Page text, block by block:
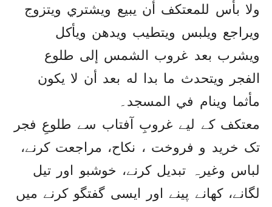
ولا بأس للمعتکف أن يبيع ويشتري ويتزوج
ويراجع ويلبس ويتطيب ويدهن ويأکل
ويشرب بعد غروب الشمس إلی طلوع
الفجر ويتحدث ما بدا له بعد أن لا يکون
مأثما وينام في المسجد۔
معتکف کے لیے غروبِ آفتاب سے طلوعِ فجر
تک خرید و فروخت ، نکاح، مراجعت کرنے،
لباس وغیرہ تبدیل کرنے، خوشبو اور تیل
لگانے، کھانے پینے اور ایسی گفتگو کرنے میں